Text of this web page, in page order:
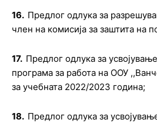
16. Предлог одлука за
член на комисија за заштита на
17. Предлог одлука за
програма за работа на ООУ
за учебната 2022/2023 година;
18. Предлог одлука за